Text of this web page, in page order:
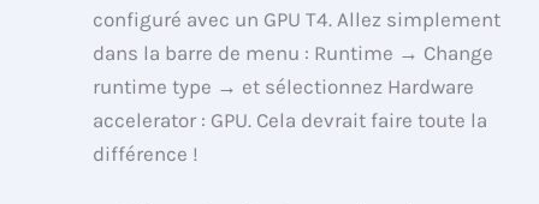
configuré avec un GPU T4. Allez simplement
dans la barre de menu : Runtime → Change
runtime type → et sélectionnez Hardware
accelerator : GPU. Cela devrait faire toute la
différence !